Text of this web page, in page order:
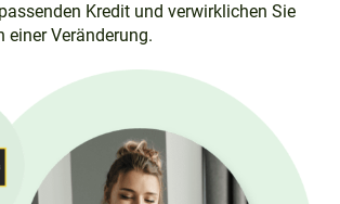
Kredit und verwirklichen Sie
einer Veränderung.